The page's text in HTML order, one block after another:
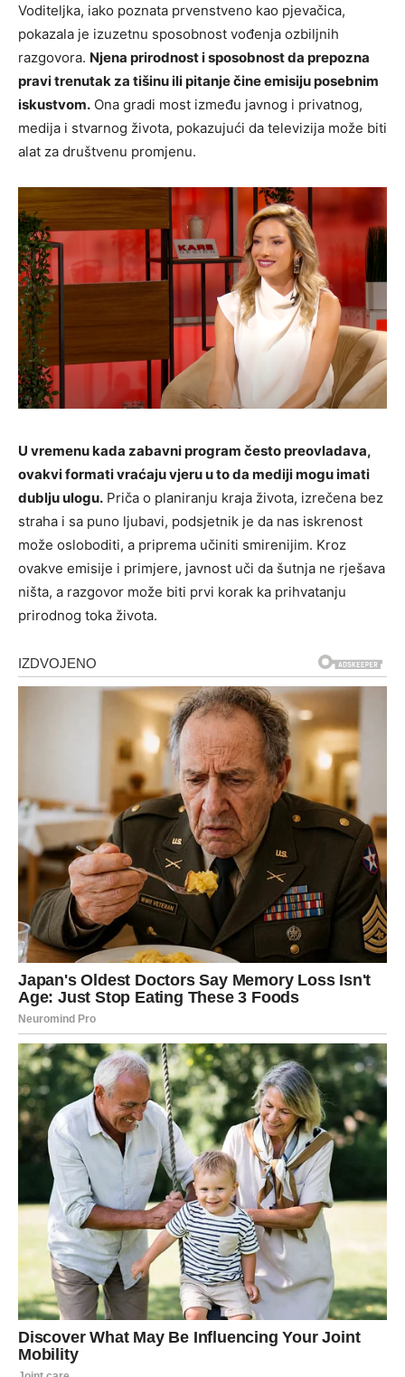
Voditeljka, iako poznata prvenstveno kao pjevačica,
pokazala je izuzetnu sposobnost vođenja ozbiljnih
razgovora. Njena prirodnost i sposobnost da prepozna
pravi trenutak za tišinu ili pitanje čine emisiju posebnim
iskustvom. Ona gradi most između javnog i privatnog,
medija i stvarnog života, pokazujući da televizija može biti
alat za društvenu promjenu.
U vremenu kada zabavni program često preovladava,
ovakvi formati vraćaju vjeru u to da mediji mogu imati
dublju ulogu. Priča o planiranju kraja života, izrečena bez
straha i sa puno ljubavi, podsjetnik je da nas iskrenost
može osloboditi, a priprema učiniti smirenijim. Kroz
ovakve emisije i primjere, javnost uči da šutnja ne rješava
ništa, a razgovor može biti prvi korak ka prihvatanju
prirodnog toka života.